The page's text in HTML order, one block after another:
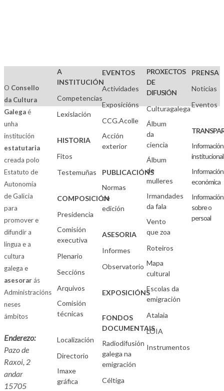
O Consello
da Cultura
Galegaé
unha
institución
estatutaria
creada polo
Estatuto de
Autonomía
de Galicia
para
promover e
difundir a
lingua e a
cultura
galega e
asesorarás
Administracións
neses
ámbitos
Enderezo:
Pazo de
Raxoi, 2
andar
15705
A
INSTITUCIÓN
Competencias
Lexislación
HISTORIA
Fitos
Testemuñas
COMPOSICIÓN
Presidencia
Comisión
executiva
Plenario
Seccións
Arquivos
Comisión
técnicas
Localización
Directorio
Imaxe
gráfica
EVENTOS
Actividades
Exposicións
CCG.Acolle
Acción
exterior
PUBLICACIÓNS
Normas
de
edición
ASESORIA
Informes
Observatorio
EXPOSICIÓNS
FONDOS
DOCUMENTAIS
Radiodifusión
galega na
emigración
Céltiga
PROXECTOS
DE
DIFUSIÓN
Culturagalega
Álbum
da
ciencia
Álbum
de
mulleres
Irmandades
da fala
Vento
que zoa
Roteiros
Mapa
cultural
Escolas da
emigración
Atalaia
LOIA
Instrumentos
PRENSA
Noticias
Eventos
Información
institucional
Información
económica
Información
sobre o
persoal